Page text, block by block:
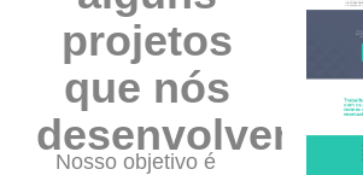
projetos
que nós
desenvolvemos
Nosso objetivo é